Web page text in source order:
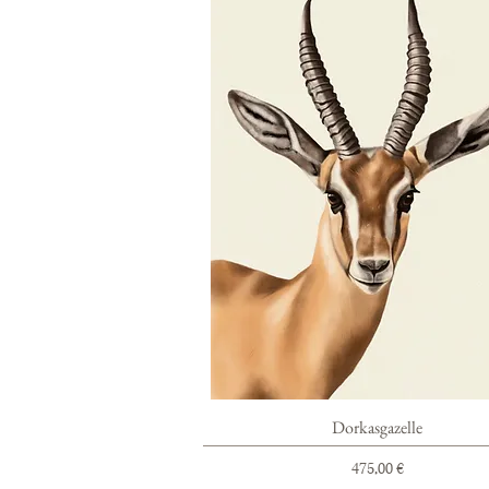
Schnellansicht
Dorkasgazelle
Preis
475,00 €